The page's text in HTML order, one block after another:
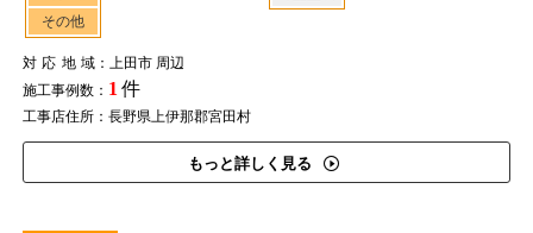
その他
対応地域：上田市 周辺
施工事例数： 1 件
工事店住所：長野県上伊那郡宮田村
もっと詳しく見る